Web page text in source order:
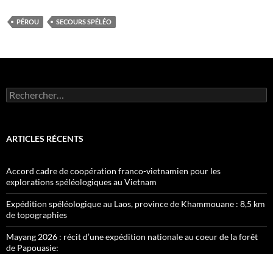
PÉROU SECOURS SPÉLÉO
Rechercher :
ARTICLES RÉCENTS
Accord cadre de coopération franco-vietnamien pour les
explorations spéléologiques au Vietnam
Expédition spéléologique au Laos, province de Khammouane : 8,5 km
de topographies
Mayang 2026 : récit d’une expédition nationale au coeur de la forêt
de Papouasie: